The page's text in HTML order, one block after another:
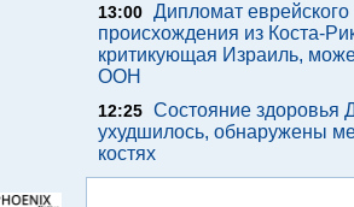
13:00 Дипломат еврейского
происхождения из Коста-
критикующая Израиль,
ООН
12:25 Состояние здоровья
ухудшилось, обнаружены
костях